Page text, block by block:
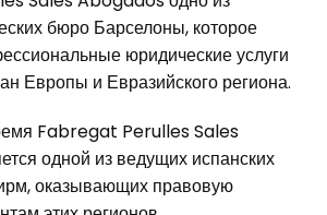
бюро Барселоны, которое
юридические услуги
Европы и Евразийского региона.
Fabregat Perulles Sales
одной из ведущих испанских
оказывающих правовую